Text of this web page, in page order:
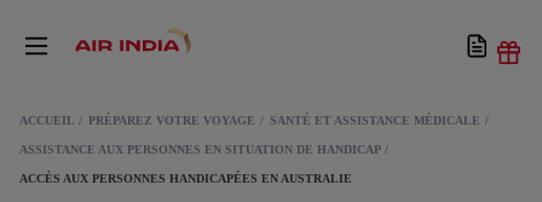
ACCUEIL PRÉPAREZ VOTRE VOYAGE SANTÉ ET ASSISTANCE MÉDICALE
ASSISTANCE AUX PERSONNES EN SITUATION DE HANDICAP
ACCÈS AUX PERSONNES HANDICAPÉES EN AUSTRALIE